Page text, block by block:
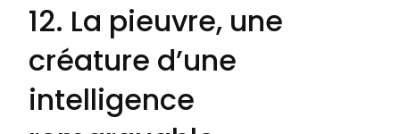
12. La pieuvre, une
créature d’une
intelligence